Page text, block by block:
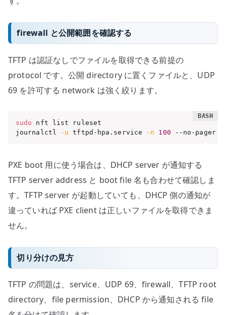
firewall と公開範囲を確認する
TFTP は認証なしでファイルを取得できる前提の
protocol です。公開 directory に置くファイルと、UDP
69 を許可する network は強く絞ります。
sudo nft list ruleset
journalctl
-u tftpd-hpa.service -n 100 --no-pager
PXE boot 用に使う場合は、DHCP server が通知する
TFTP server address と boot file 名も合わせて確認しま
す。TFTP server が起動していても、DHCP 側の通知が
違っていれば PXE client は正しいファイルを取得できま
せん。
切り分けの見方
TFTP の問題は、service、UDP 69、firewall、TFTP root
directory、file permission、DHCP から通知される file